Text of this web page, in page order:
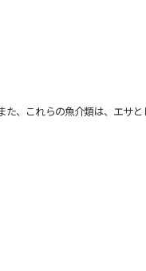
これらの魚介類は、エサと